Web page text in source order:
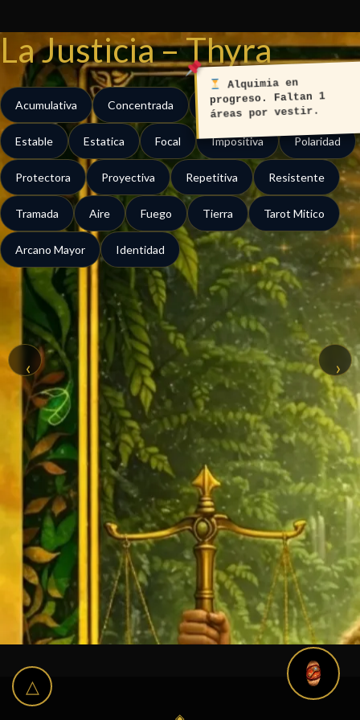
contenido
‹ ›
La Justicia – Thyra
Acumulativa Concentrada Contractiva Dirigida
Estable Estatica Focal Impositiva Polaridad
Protectora Proyectiva Repetitiva Resistente
Tramada Aire Fuego Tierra Tarot Mitico
Arcano Mayor Identidad
Alquimia en
progreso. Faltan 1
áreas por vestir.
△